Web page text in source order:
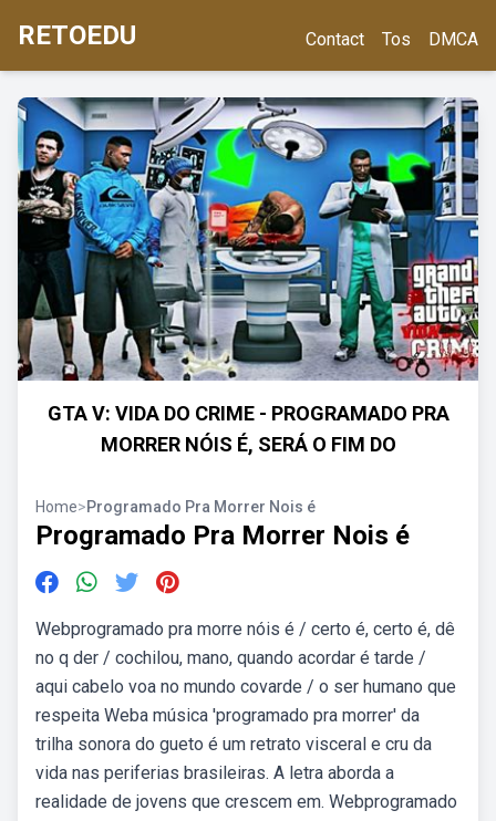
RETOEDU Contact Tos DMCA
GTA V: VIDA DO CRIME - PROGRAMADO PRA
MORRER NÓIS É, SERÁ O FIM DO
Home>Programado Pra Morrer Nois é
Programado Pra Morrer Nois é
Webprogramado pra morre nóis é / certo é, certo é, dê
no q der / cochilou, mano, quando acordar é tarde /
aqui cabelo voa no mundo covarde / o ser humano que
respeita Weba música 'programado pra morrer' da
trilha sonora do gueto é um retrato visceral e cru da
vida nas periferias brasileiras. A letra aborda a
realidade de jovens que crescem em. Webprogramado